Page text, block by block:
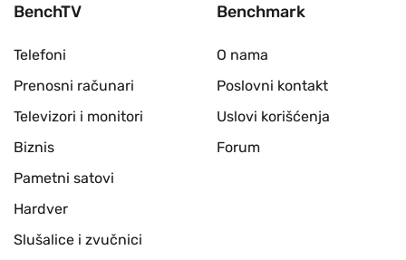
BenchTV
Telefoni
Prenosni računari
Televizori i monitori
Biznis
Pametni satovi
Hardver
Slušalice i zvučnici
Benchmark
O nama
Poslovni kontakt
Uslovi korišćenja
Forum